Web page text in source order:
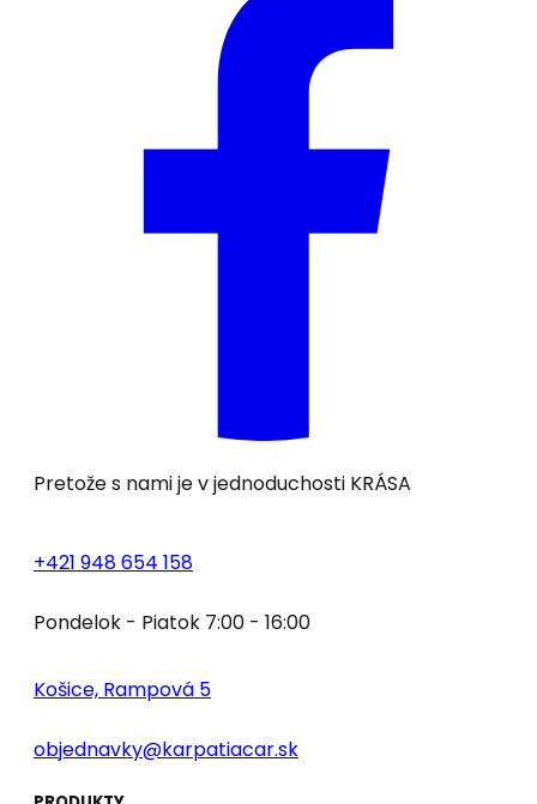
Pretože s nami je v jednoduchosti KRÁSA
+421 948 654 158
Pondelok - Piatok 7:00 - 16:00
Košice, Rampová 5
objednavky@karpatiacar.sk